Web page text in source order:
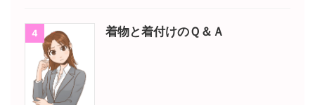
4 着物と着付けのＱ＆Ａ